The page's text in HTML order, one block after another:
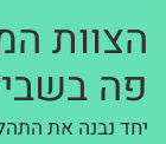
הצוות
פה
יחד נבנה את